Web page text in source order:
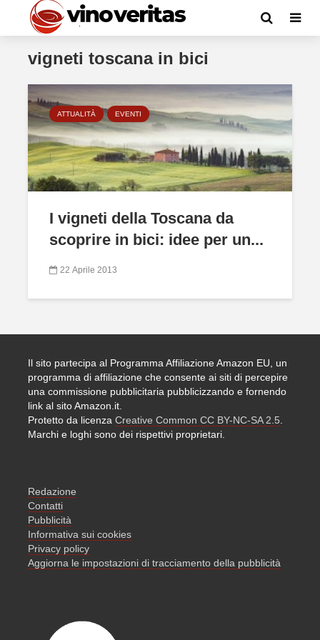
vigneti toscana in bici
ATTUALITÀ EVENTI
I vigneti della Toscana da
scoprire in bici: idee per un...
22 Aprile 2013
Il sito partecipa al Programma Affiliazione Amazon EU, un
programma di affiliazione che consente ai siti di percepire
una commissione pubblicitaria pubblicizzando e fornendo
link al sito Amazon.it.
Protetto da licenza Creative Common CC BY-NC-SA 2.5
Marchi e loghi sono dei rispettivi proprietari.
Redazione
Contatti
Pubblicità
Informativa sui cookies
Privacy policy
Aggiorna le impostazioni di tracciamento della pubblicità